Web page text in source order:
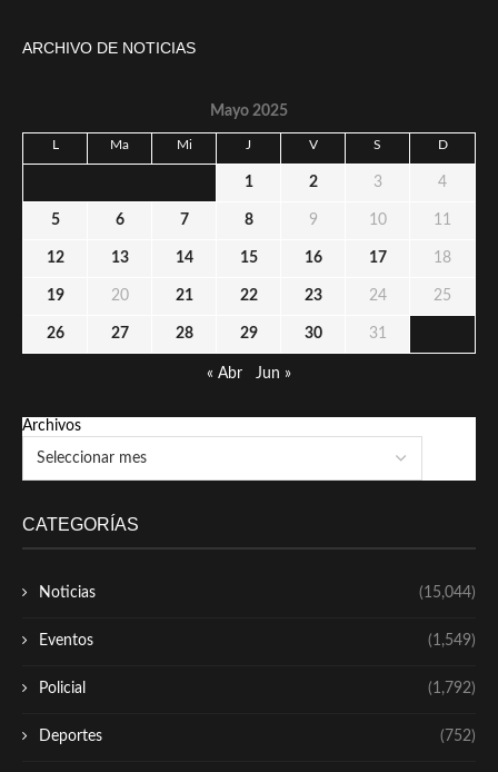
ARCHIVO DE NOTICIAS
Mayo 2025
L Ma Mi J V S D
1 2 3 4
5 6 7 8 9 10 11
12 13 14 15 16 17 18
19 20 21 22 23 24 25
26 27 28 29 30 31
« Abr Jun »
Archivos
CATEGORÍAS
Noticias (15,044)
Eventos (1,549)
Policial (1,792)
Deportes (752)